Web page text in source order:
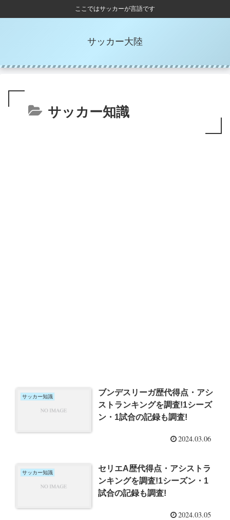
ここではサッカーが言語です
サッカー大陸
サッカー知識
サッカー知識
ブンデスリーガ歴代得点・アシ
ストランキングを調査!1シーズ
ン・1試合の記録も調査!
2024.03.06
サッカー知識
セリエA歴代得点・アシストラ
ンキングを調査!1シーズン・1
試合の記録も調査!
2024.03.05